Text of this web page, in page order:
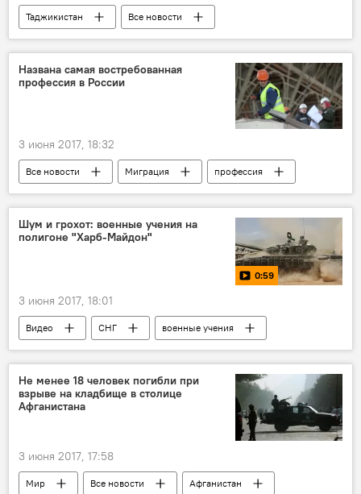
Таджикистан
Все новости
ГКНБ Таджикистана
МВД Таджикистана
Новости Куляба и Хатлонской области
Названа самая востребованная
профессия в России
3 июня 2017, 18:32
Все новости Миграция
профессия
Новости мигрантов из Центральной Азии в России
работа
Россия
Шум и грохот: военные учения на
полигоне "Харб-Майдон"
0:59
3 июня 2017, 18:01
Видео СНГ
военные учения
Таджикистан
Не менее 18 человек погибли при
взрыве на кладбище в столице
Афганистана
3 июня 2017, 17:58
Мир Все новости Афганистан